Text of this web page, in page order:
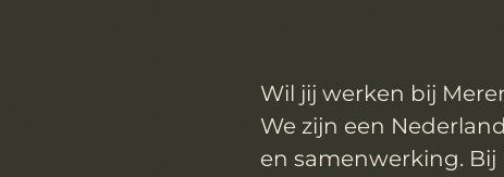
Wil jij werken bij
We zijn een
en samenwerking.